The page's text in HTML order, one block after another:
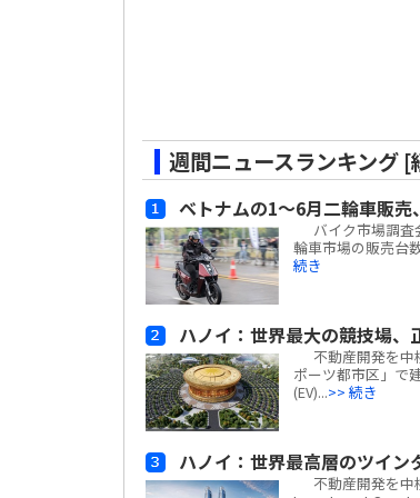
週間ニュースランキング [
ベトナムの1～6月二輪車販
バイク市場調査
輪車市場の販売台
続き
ハノイ：世界最大の競技場
不動産開発を中
ポーツ都市区」で
(EV)...>> 続き
ハノイ：世界最高層のツイ
不動産開発を中